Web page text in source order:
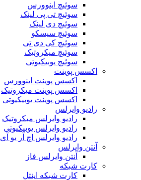
سوئیچ اینوورس
سوئیچ تی پی لینک
سوئیچ دی لینک
سوئیچ سیسکو
سوئیچ کی دی تی
سوئیچ میکروتیک
سوئیچ یوبیکیوتی
اکسس پوینت
اکسس پوینت اینوورس
اکسس پوینت میکروتیک
اکسس پوینت یوبیکیوتی
رادیو وایرلس
رادیو وایرلس میکروتیک
رادیو وایرلس یوبیکیوتی
رادیو وایرلس اچ آر یو آی
آنتن وایرلس
آنتن وایرلس فاز
کارت شبکه
کارت شبکه اینتل